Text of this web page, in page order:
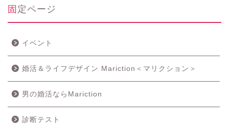
固定ページ
イベント
婚活＆ライフデザイン Mariction＜マリクション＞
男の婚活ならMariction
診断テスト